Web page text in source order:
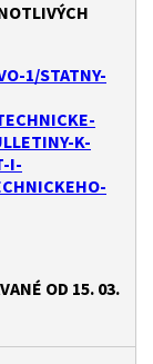
1/STATNY-
K-
I-
OD 15. 03.